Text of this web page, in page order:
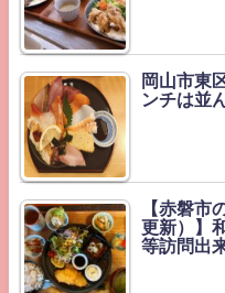
岡山市東
ンチは並
【赤磐市
更新）】
等訪問出